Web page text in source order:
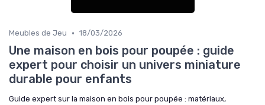
Meubles de Jeu • 18/03/2026
Une maison en bois pour poupée : guide
expert pour choisir un univers miniature
durable pour enfants
Guide expert sur la maison en bois pour poupée : matériaux,